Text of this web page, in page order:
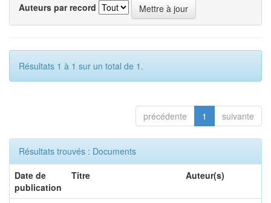
Auteurs par record
Résultats 1 à 1 sur un total de 1.
précédente 1 suivante
Résultats trouvés : Documents
Date de
publication
Titre Auteur(s)